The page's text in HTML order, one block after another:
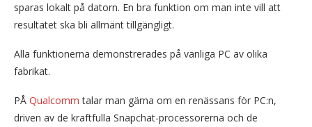
sparas lokalt på datorn. En bra funktion om man inte vill att
resultatet ska bli allmänt tillgängligt.
Alla funktionerna demonstrerades på vanliga PC av olika
fabrikat.
PÅ Qualcomm talar man gärna om en renässans för PC:n,
driven av de kraftfulla Snapchat-processorerna och de